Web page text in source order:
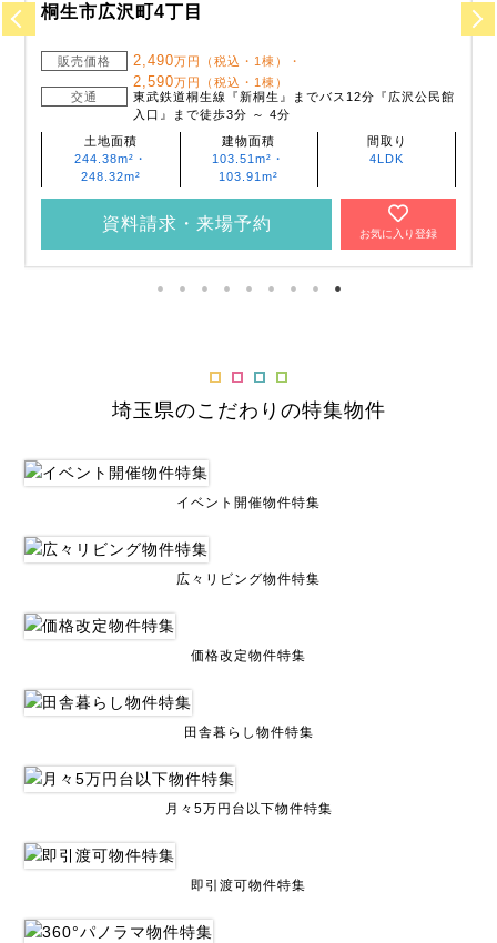
桐生市広沢町4丁目
販売価格 2,490万円（税込・1棟）・
2,590万円（税込・1棟）
交通
東武鉄道桐生線『新桐生』までバス12分『広沢公民館
入口』まで徒歩3分 ～ 4分
土地面積
244.38m²・
248.32m²
建物面積
103.51m²・
103.91m²
間取り
4LDK
資料請求・来場予約
お気に入り登録
埼玉県のこだわりの特集物件
イベント開催物件特集
広々リビング物件特集
価格改定物件特集
田舎暮らし物件特集
月々5万円台以下物件特集
即引渡可物件特集